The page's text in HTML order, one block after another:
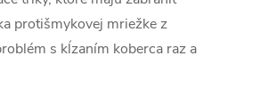
protišmykovej mriežke z
s kĺzaním koberca raz a